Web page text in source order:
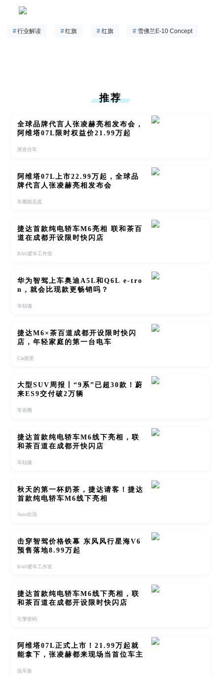
#行业解读 #红旗 # 红旗 # 雪佛兰E-10 Concept
推荐
全球品牌代言人张凌赫亮相发布会，
阿维塔07L限时权益价21.99万起
第壹台车
阿维塔07L上市22.99万起，全球品
牌代言人张凌赫亮相发布会
车圈能见度
捷达首款纯电轿车M6亮相 联和茶百
道在成都开设限时快闪店
BAO爱车工作室
华为智驾上车奥迪A5L和Q6L e-tro
n，就会比现款更畅销吗？
车轱辘
捷达M6×茶百道成都开设限时快闪
店，年轻家庭的第一台电车
Car路里
大型SUV周报丨“9系”已超30款！蔚
来ES9交付破2万辆
车壹圈
捷达首款纯电轿车M6线下亮相，联
和茶百道在成都开快闪店
车轱辘
秋天的第一杯奶茶，捷达请客！捷达
首款纯电轿车M6线下亮相
Auto欣说
击穿智驾价格铁幕 东风风行星海V6
预售落地8.99万起
BAO爱车工作室
捷达首款纯电轿车M6线下亮相，联
和茶百道在成都开设限时快闪店
引擎密码
阿维塔07L正式上市！21.99万起就
能拿下，张凌赫都来现场当首位车主
侃车族